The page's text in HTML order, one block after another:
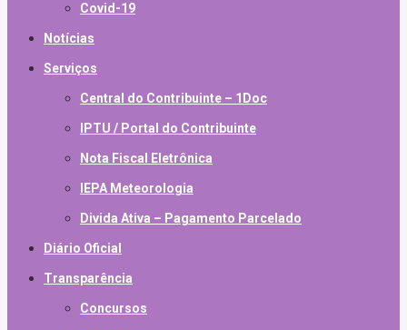
Covid-19
Notícias
Serviços
Central do Contribuinte – 1Doc
IPTU / Portal do Contribuinte
Nota Fiscal Eletrônica
IEPA Meteorologia
Divida Ativa – Pagamento Parcelado
Diário Oficial
Transparência
Concursos